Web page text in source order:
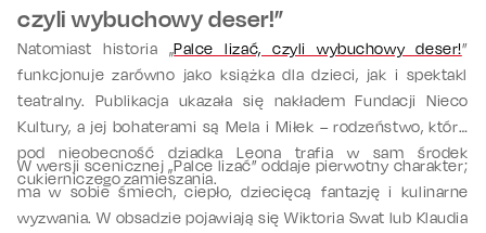
czyli wybuchowy deser!”
Natomiast historia „Palce lizać, czyli wybuchowy deser!”
funkcjonuje zarówno jako książka dla dzieci, jak i spektakl
teatralny. Publikacja ukazała się nakładem Fundacji Nieco
Kultury, a jej bohaterami są Mela i Miłek – rodzeństwo, które
pod nieobecność dziadka Leona trafia w sam środek
cukierniczego zamieszania.
W wersji scenicznej „Palce lizać” oddaje pierwotny charakter;
ma w sobie śmiech, ciepło, dziecięcą fantazję i kulinarne
wyzwania. W obsadzie pojawiają się Wiktoria Swat lub Klaudia